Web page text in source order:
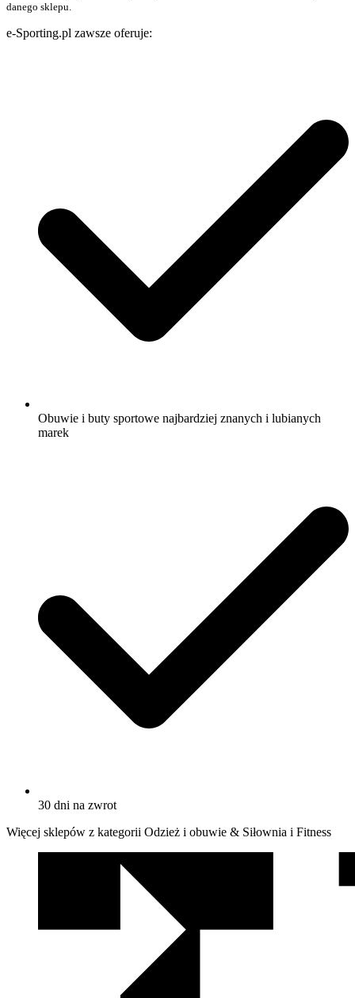
danego sklepu.
e-Sporting.pl zawsze oferuje:
Obuwie i buty sportowe najbardziej znanych i lubianych
marek
30 dni na zwrot
Więcej sklepów z kategorii Odzież i obuwie & Siłownia i Fitness